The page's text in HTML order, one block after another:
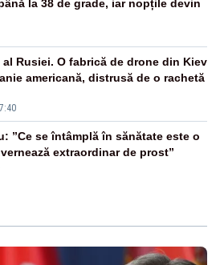
la 38 de grade, iar nopțile devin
Rusiei. O fabrică de drone din Kiev
americană, distrusă de o rachetă
”Ce se întâmplă în sănătate este o
extraordinar de prost”